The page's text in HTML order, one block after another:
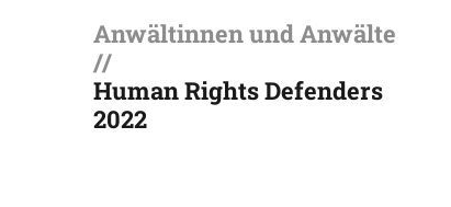
Anwältinnen und Anwälte
//
Human Rights Defenders
2022